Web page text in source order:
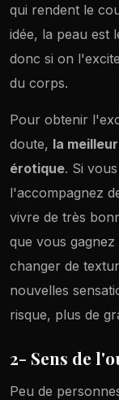
qui rendent le
idée, la peau est
donc si on
du corps.
Pour obtenir
doute, la
érotique. Si
l'accompagnez
vivre de très
que vous
changer de
nouvelles
risque, plus de
2- Sens de
Peu de